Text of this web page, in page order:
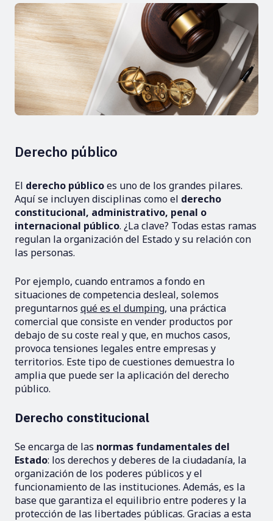
Derecho público
El derecho públicoes uno de los grandes pilares.
Aquí se incluyen disciplinas como el derecho
constitucional, administrativo, penal o
internacional público. ¿La clave? Todas estas ramas
regulan la organización del Estado y su relación con
las personas.
Por ejemplo, cuando entramos a fondo en
situaciones de competencia desleal, solemos
preguntarnos qué es el dumping, una práctica
comercial que consiste en vender productos por
debajo de su coste real y que, en muchos casos,
provoca tensiones legales entre empresas y
territorios. Este tipo de cuestiones demuestra lo
amplia que puede ser la aplicación del derecho
público.
Derecho constitucional
Se encarga de las normas fundamentales del
Estado: los derechos y deberes de la ciudadanía, la
organización de los poderes públicos y el
funcionamiento de las instituciones. Además, es la
base que garantiza el equilibrio entre poderes y la
protección de las libertades públicas. Gracias a esta